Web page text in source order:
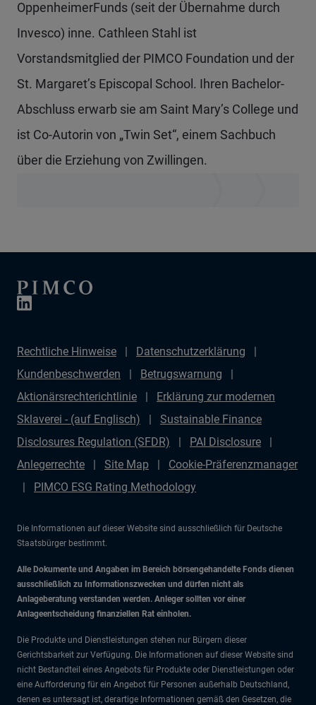
OppenheimerFunds (seit der Übernahme durch
Invesco) inne. Cathleen Stahl ist
Vorstandsmitglied der PIMCO Foundation und der
St. Margaret’s Episcopal School. Ihren Bachelor-
Abschluss erwarb sie am Saint Mary’s College und
ist Co-Autorin von „Twin Set“, einem Sachbuch
über die Erziehung von Zwillingen.
Rechtliche Hinweise
Datenschutzerklärung
Kundenbeschwerden
Betrugswarnung
Aktionärsrechterichtlinie
Erklärung zur modernen
Sklaverei - (auf Englisch)
Sustainable Finance
Disclosures Regulation (SFDR)
PAI Disclosure
Anlegerrechte
Site Map
Cookie-Präferenzmanager
PIMCO ESG Rating Methodology
Die Informationen auf dieser Website sind ausschließlich für Deutsche
Staatsbürger bestimmt.
Alle Dokumente und Angaben im Bereich börsengehandelte Fonds dienen
ausschließlich zu Informationszwecken und dürfen nicht als
Anlageberatung verstanden werden. Anleger sollten vor einer
Anlageentscheidung finanziellen Rat einholen.
Die Produkte und Dienstleistungen stehen nur Bürgern dieser
Gerichtsbarkeit zur Verfügung. Die Informationen auf dieser Website sind
nicht Bestandteil eines Angebots für Produkte oder Dienstleistungen oder
eine Aufforderung für ein Angebot für Personen außerhalb Deutschland,
denen es untersagt ist, derartige Informationen gemäß den Gesetzen, die